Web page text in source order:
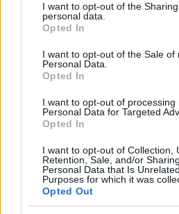
not limited to your visit or usage
grant or deny consent to Google
use your data for below specified
consent section.
I want to opt-out of the
personal data.
Opted In
I want to opt-out of the Sale of
Personal Data.
Opted In
I want to opt-out of processing
Personal Data for Targeted
Opted In
I want to opt-out of Collection,
Retention, Sale, and/or
Personal Data that Is
Purposes for which it was
Opted Out
ESG: performance e rischio
Andrea Innocenti · 26 Mar 2026
ESG NEWS